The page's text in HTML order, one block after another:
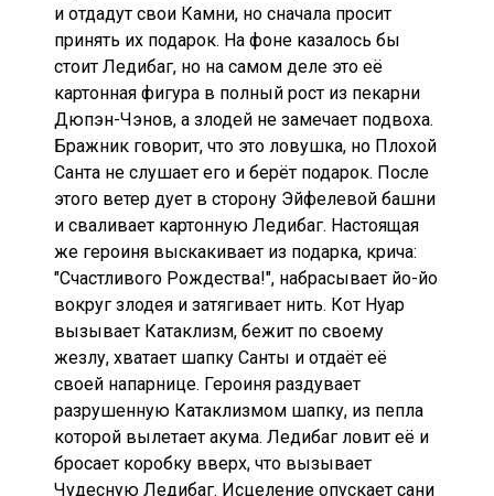
и отдадут свои Камни, но сначала просит
принять их подарок. На фоне казалось бы
стоит Ледибаг, но на самом деле это её
картонная фигура в полный рост из пекарни
Дюпэн-Чэнов, а злодей не замечает подвоха.
Бражник говорит, что это ловушка, но Плохой
Санта не слушает его и берёт подарок. После
этого ветер дует в сторону Эйфелевой башни
и сваливает картонную Ледибаг. Настоящая
же героиня выскакивает из подарка, крича:
"Счастливого Рождества!", набрасывает йо-йо
вокруг злодея и затягивает нить. Кот Нуар
вызывает Катаклизм, бежит по своему
жезлу, хватает шапку Санты и отдаёт её
своей напарнице. Героиня раздувает
разрушенную Катаклизмом шапку, из пепла
которой вылетает акума. Ледибаг ловит её и
бросает коробку вверх, что вызывает
Чудесную Ледибаг. Исцеление опускает сани